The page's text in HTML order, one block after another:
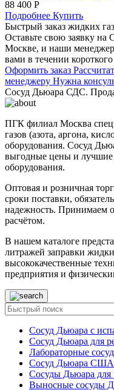
88 400 Р
Подробнее Купить
Быстрый заказ жидких
Оставьте свою заявку
Москве, и наши
вами в течении
Оформить заказ
менеджеру Нужна
Сосуд Дьюара СДС.
ПГК филиал Москва
газов (азота, аргона,
оборудования. Сосуд
выгодные цены и лучшие
оборудования.
Оптовая и розничная
сроки поставки,
надежность. Принимаем
расчётом.
В нашем каталоге
литражей заправки
высококачественные
предприятия и
Сосуд Дьюара с
Сосуд Дьюара для
Лабораторные
Сосуд Дьюара США
Сосуды Дьюара
Выносные сосуды